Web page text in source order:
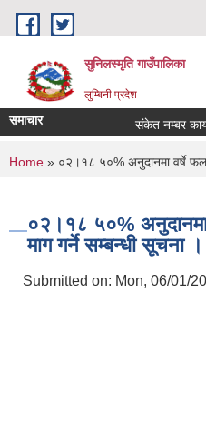
Skip to main content
सुनिलस्मृति गाउँपालिका
लुम्बिनी प्रदेश
समाचार संकेत नम्बर कायम
You are here
Home » ०२।१८ ५०% अनुदानमा वर्षे
०२।१८ ५०%
माग गर्ने सम्बन्धी सूचना ।
Submitted on: Mon, 06/01/